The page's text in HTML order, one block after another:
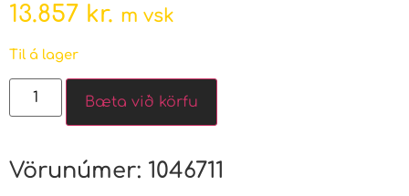
13.857 kr. m vsk
Til á lager
Bæta við körfu
Vörunúmer: 1046711